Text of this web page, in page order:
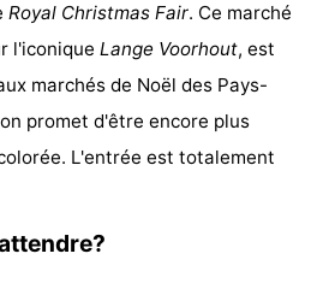
Royal Christmas Fair. Ce marché
l'iconique Lange Voorhout, est
marchés de Noël des Pays-
promet d'être encore plus
L'entrée est totalement